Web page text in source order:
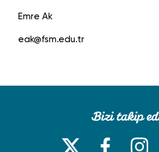
Emre Ak
eak@fsm.edu.tr